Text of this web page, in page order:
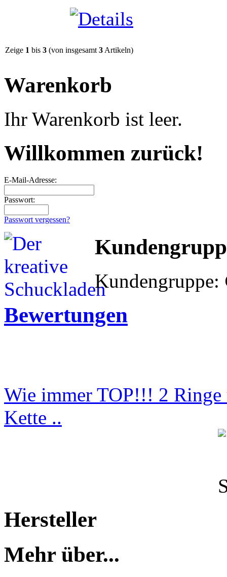
Zeige 1 bis 3 (von insgesamt 3 Artikeln)
Warenkorb
Ihr Warenkorb ist leer.
Willkommen zurück!
E-Mail-Adresse:
Passwort:
Passwort vergessen?
Kundengruppe:
Bewertungen
Wie immer TOP!!! 2
Kette ..
Hersteller
Mehr über...